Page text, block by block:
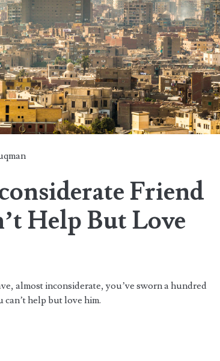
Friend
Help But Love
almost inconsiderate, you’ve sworn a hundred
can’t help but love him.